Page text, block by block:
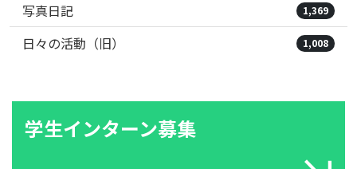
写真日記 1,369
日々の活動（旧） 1,008
学生インターン募集